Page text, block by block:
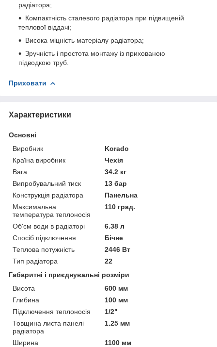
радіатора;
Компактність сталевого радіатора при підвищеній
теплової віддачі;
Висока міцність матеріалу радіатора;
Зручність і простота монтажу із прихованою
підводкою труб.
Приховати
Характеристики
Основні
Виробник
Korado
Країна виробник
Чехія
Вага
34.2 кг
Випробувальний тиск
13 бар
Конструкція радіатора
Панельна
Максимальна
температура теплоносія
110 град.
Об'єм води в радіаторі
6.38 л
Спосіб підключення
Бічне
Теплова потужність
2446 Вт
Тип радіатора
22
Габаритні і приєднувальні розміри
Висота
600 мм
Глибина
100 мм
Підключення теплоносія
1/2"
Товщина листа панелі
радіатора
1.25 мм
Ширина
1100 мм